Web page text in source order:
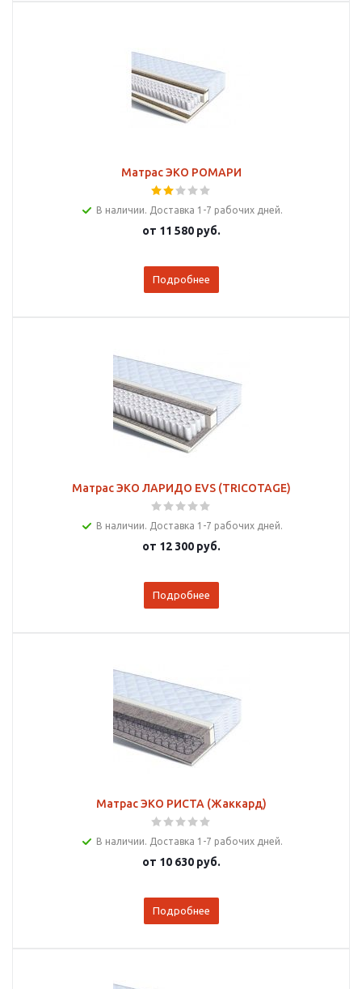
Матрас ЭКО РОМАРИ
В наличии. Доставка 1-7 рабочих дней.
от 11 580 руб.
Подробнее
Матрас ЭКО ЛАРИДО EVS (TRICOTAGE)
В наличии. Доставка 1-7 рабочих дней.
от 12 300 руб.
Подробнее
Матрас ЭКО РИСТА (Жаккард)
В наличии. Доставка 1-7 рабочих дней.
от 10 630 руб.
Подробнее